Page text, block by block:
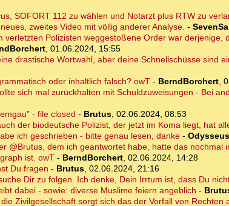
SOFORT 112 zu wählen und Notarzt plus RTW zu
zweites Video mit völlig anderer Analyse. -
verletzten Polizisten weggestoßene Order war
, 01.06.2024, 15:55
drastische Wortwahl, aber deine Schnellschüsse sind
oder inhaltlich falsch? owT- BerndBorchert,
sich mal zurückhalten mit Schuldzuweisungen - Bei
- file closed - Brutus, 02.06.2024, 08:53
der biodeutsche Polizist, der jetzt im Koma liegt, hat
ich geschrieben - bitte genau lesen, danke- Odysseus
@Brutus, dem ich geantwortet habe, hatte das
ist. owT - BerndBorchert, 02.06.2024, 14:28
Du fragen - Brutus, 02.06.2024, 21:16
Dir zu folgen. Ich denke, Dein Irrtum ist, dass Du
dabei - sowie: diverse Muslime feiern angeblich -
Zivilgesellschaft sorgt sich das der Vorfall von